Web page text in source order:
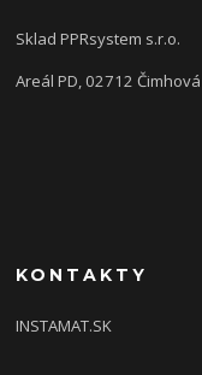
Sklad PPRsystem s.r.o.
Areál PD, 02712 Čimhová
KONTAKTY
INSTAMAT.SK